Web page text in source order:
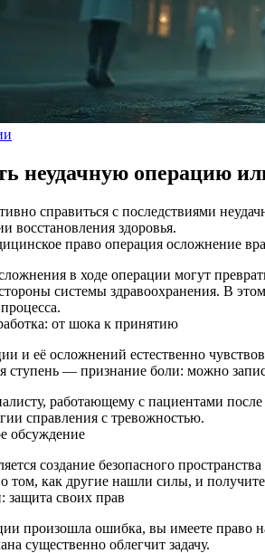
неудачную операцию
справиться с последствиями
восстановления здоровья.
право операция осложнение
в ходе операции могут
системы здравоохранения. В
от шока к принятию
и её осложнений естественно
ступень — признание боли: можно
работающему с пациентами
справления с тревожностью.
обсуждение
создание безопасного
том, как другие нашли силы, и
своих прав
произошла ошибка, вы имеете
существенно облегчит задачу.